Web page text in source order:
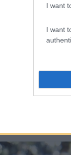
I want
I want